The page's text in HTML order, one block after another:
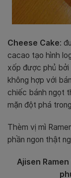
Cheese Cake:
cacao tạo hình
xốp được phủ
không hợp với
chiếc bánh ngọt
mặn đột phá
Thèm vị mì
phần ngon thật
Ajisen